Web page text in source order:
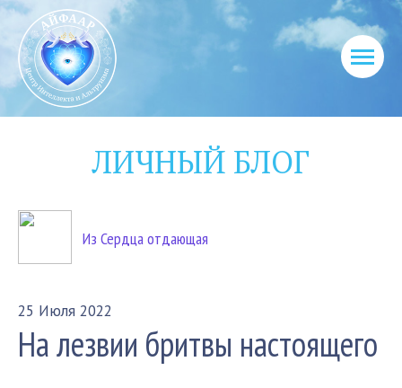
ЛИЧНЫЙ БЛОГ
Из Сердца отдающая
25 Июля 2022
На лезвии бритвы настоящего